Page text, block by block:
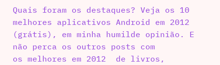
Quais foram os destaques? Veja os 10
melhores aplicativos Android em 2012
(grátis), em minha humilde opinião. E
não perca os outros posts com
os melhores em 2012 de livros,